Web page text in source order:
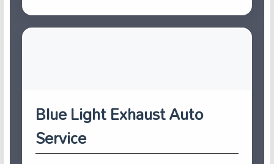
Blue Light Exhaust Auto
Service